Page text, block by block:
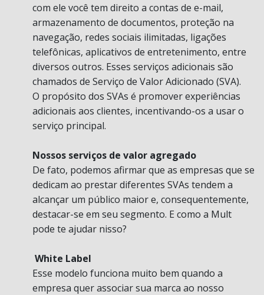
com ele você tem direito a contas de e-mail,
armazenamento de documentos, proteção na
navegação, redes sociais ilimitadas, ligações
telefônicas, aplicativos de entretenimento, entre
diversos outros. Esses serviços adicionais são
chamados de Serviço de Valor Adicionado (SVA).
O propósito dos SVAs é promover experiências
adicionais aos clientes, incentivando-os a usar o
serviço principal.
Nossos serviços de valor agregado
De fato, podemos afirmar que as empresas que se
dedicam ao prestar diferentes SVAs tendem a
alcançar um público maior e, consequentemente,
destacar-se em seu segmento. E como a Mult
pode te ajudar nisso?
White Label
Esse modelo funciona muito bem quando a
empresa quer associar sua marca ao nosso